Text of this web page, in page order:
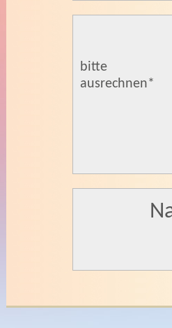
bitte
ausrechnen*